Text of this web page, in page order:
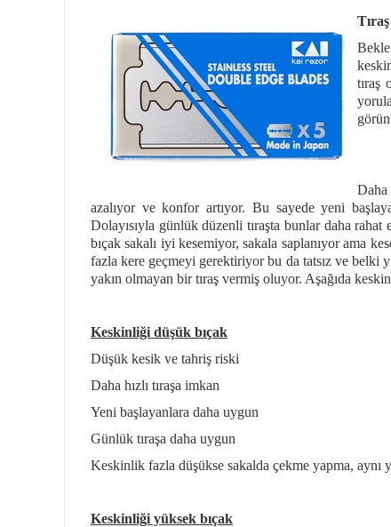
tıraş
azalıyor ve konfor artıyor. Bu sayede yeni
Dolayısıyla günlük düzenli tıraşta bunlar daha
bıçak sakalı iyi kesemiyor, sakala saplanıyor ama
fazla kere geçmeyi gerektiriyor bu da tatsız ve belki
yakın olmayan bir tıraş vermiş oluyor. Aşağıda
Keskinliği düşük bıçak
Düşük kesik ve tahriş riski
Daha hızlı tıraşa imkan
Yeni başlayanlara daha uygun
Günlük tıraşa daha uygun
Keskinlik fazla düşükse sakalda çekme yapma, aynı
Keskinliği yüksek bıçak